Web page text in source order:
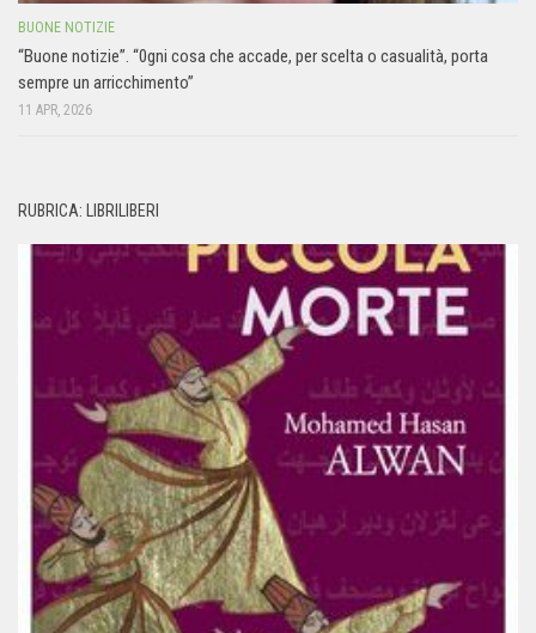
BUONE NOTIZIE
“Buone notizie”. “0gni cosa che accade, per scelta o casualità, porta
sempre un arricchimento”
11 APR, 2026
RUBRICA: LIBRILIBERI